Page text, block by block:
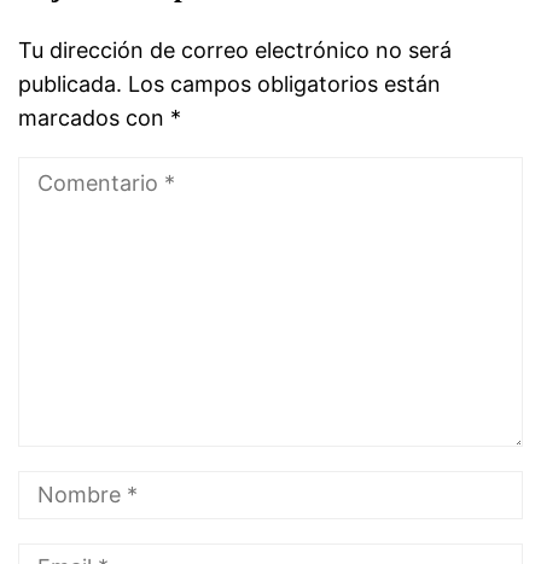
Tu dirección de correo electrónico no será
publicada. Los campos obligatorios están
marcados con *